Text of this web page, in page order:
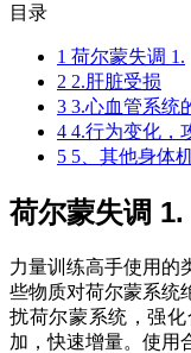
目录
1 荷尔蒙失调 1.
2 2.肝脏受损
3 3.心血管系统
4 4.行为变化，
5 5、其他身体
荷尔蒙失调 1.
力量训练高手使用的
些物质对荷尔蒙系统
扰荷尔蒙系统，强
加，快速增量。使用